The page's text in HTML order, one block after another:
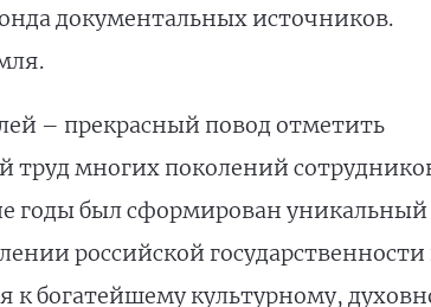
документальных источников.
– прекрасный повод отметить
многих поколений
годы был сформирован
российской государственности
к богатейшему культурному,